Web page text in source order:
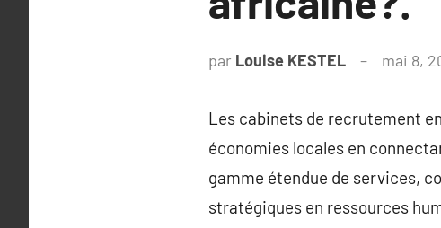
par Louise KESTEL mai 8,
Les cabinets de recrutement
économies locales en
gamme étendue de services,
stratégiques en ressources